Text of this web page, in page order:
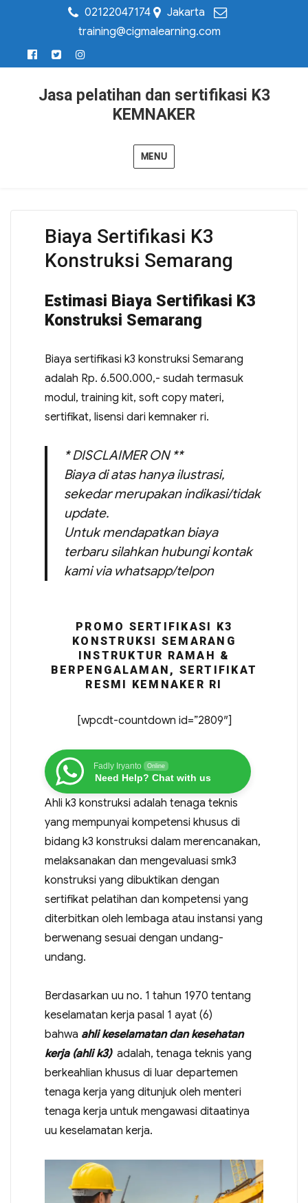
02122047174
Jakarta
training@cigmalearning.com
Jasa pelatihan dan sertifikasi K3
KEMNAKER
MENU
Biaya Sertifikasi K3
Konstruksi Semarang
Estimasi Biaya Sertifikasi K3
Konstruksi Semarang
Biaya sertifikasi k3 konstruksi Semarang
adalah Rp. 6.500.000,- sudah termasuk
modul, training kit, soft copy materi,
sertifikat, lisensi dari kemnaker ri.
* DISCLAIMER ON **
Biaya di atas hanya ilustrasi,
sekedar merupakan indikasi/tidak
update.
Untuk mendapatkan biaya
terbaru silahkan hubungi kontak
kami via whatsapp/telpon
PROMO SERTIFIKASI K3
KONSTRUKSI SEMARANG
INSTRUKTUR RAMAH &
BERPENGALAMAN, SERTIFIKAT
RESMI KEMNAKER RI
[wpcdt-countdown id=”2809″]
Fadly Iryanto Online
Need Help? Chat with us
Ahli k3 konstruksi adalah tenaga teknis
yang mempunyai kompetensi khusus di
bidang k3 konstruksi dalam merencanakan,
melaksanakan dan mengevaluasi smk3
konstruksi yang dibuktikan dengan
sertifikat pelatihan dan kompetensi yang
diterbitkan oleh lembaga atau instansi yang
berwenang sesuai dengan undang-
undang.
Berdasarkan uu no. 1 tahun 1970 tentang
keselamatan kerja pasal 1 ayat (6)
bahwa ahli keselamatan dan kesehatan
kerja (ahli k3)adalah, tenaga teknis yang
berkeahlian khusus di luar departemen
tenaga kerja yang ditunjuk oleh menteri
tenaga kerja untuk mengawasi ditaatinya
uu keselamatan kerja.